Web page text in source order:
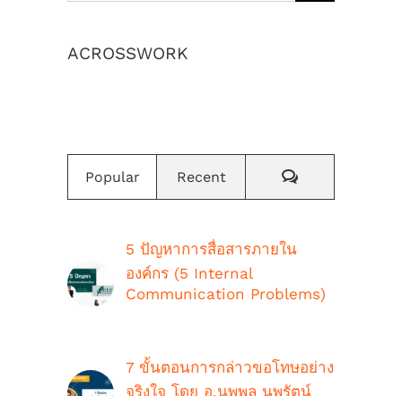
ACROSSWORK
Popular Recent Comments
5 ปัญหาการสื่อสารภายใน
องค์กร (5 Internal
Communication Problems)
7 ขั้นตอนการกล่าวขอโทษอย่าง
จริงใจ โดย อ.นพพล นพรัตน์